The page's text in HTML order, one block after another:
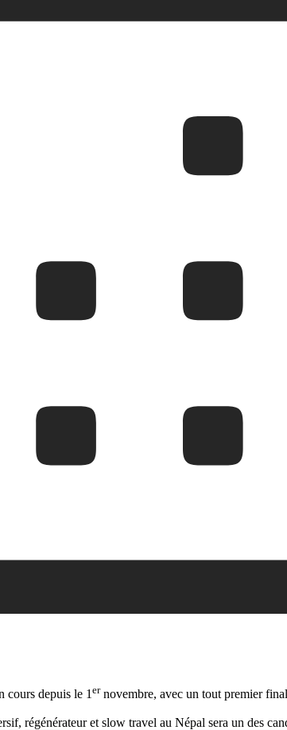
cours depuis le 1ernovembre, avec un tout premier
régénérateur et slow travel au Népal sera un des